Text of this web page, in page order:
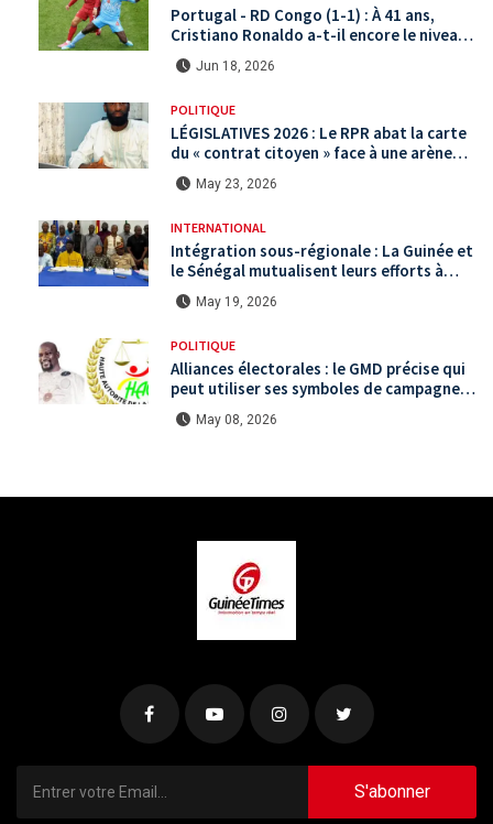
Portugal - RD Congo (1-1) : À 41 ans,
Cristiano Ronaldo a-t-il encore le niveau
international ?
Jun 18, 2026
POLITIQUE
LÉGISLATIVES 2026 : Le RPR abat la carte
du « contrat citoyen » face à une arène
politique saturée.
May 23, 2026
INTERNATIONAL
Intégration sous-régionale : La Guinée et
le Sénégal mutualisent leurs efforts à
Koundara via le programme RéZo
May 19, 2026
POLITIQUE
Alliances électorales : le GMD précise qui
peut utiliser ses symboles de campagne
avant le scrutin du 31 mai
May 08, 2026
S'abonner